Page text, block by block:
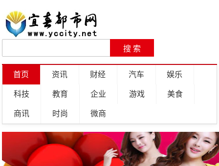
首页 资讯 财经 汽车 娱乐
科技 教育 企业 游戏 美食
商讯 时尚 微商